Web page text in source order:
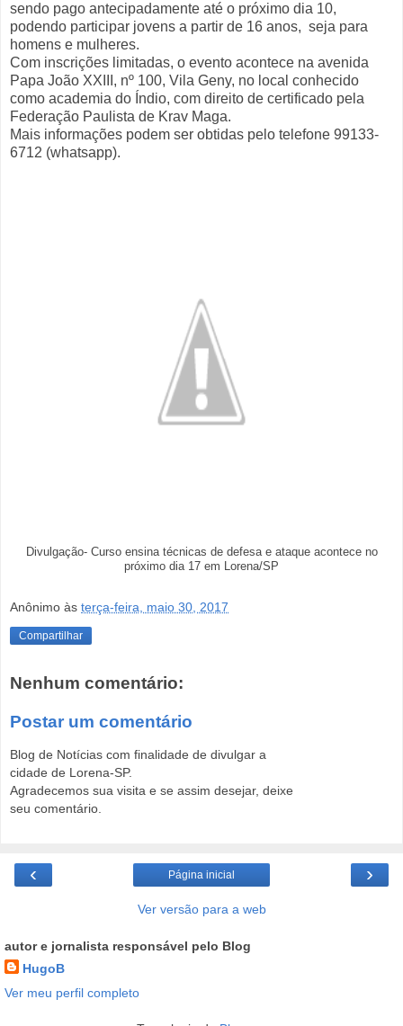
sendo pago antecipadamente até o próximo dia 10,
podendo participar jovens a partir de 16 anos, seja para
homens e mulheres.
Com inscrições limitadas, o evento acontece na avenida
Papa João XXIII, nº 100, Vila Geny, no local conhecido
como academia do Índio, com direito de certificado pela
Federação Paulista de Krav Maga.
Mais informações podem ser obtidas pelo telefone 99133-
6712 (whatsapp).
Divulgação- Curso ensina técnicas de defesa e ataque acontece no
próximo dia 17 em Lorena/SP
Anônimo às terça-feira, maio 30, 2017
Compartilhar
Nenhum comentário:
Postar um comentário
Blog de Notícias com finalidade de divulgar a
cidade de Lorena-SP.
Agradecemos sua visita e se assim desejar, deixe
seu comentário.
‹ ›
Página inicial
Ver versão para a web
autor e jornalista responsável pelo Blog
HugoB
Ver meu perfil completo